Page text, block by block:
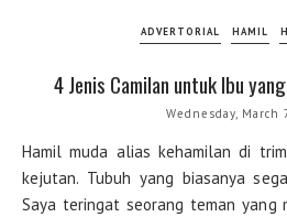
ADVERTORIAL HAMIL
4 Jenis Camilan untuk Ibu
Wednesday, March
Hamil muda alias kehamilan di
kejutan. Tubuh yang biasanya
Saya teringat seorang teman yang